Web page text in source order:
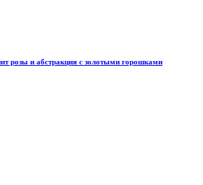
розы и абстракция с золотыми горошками